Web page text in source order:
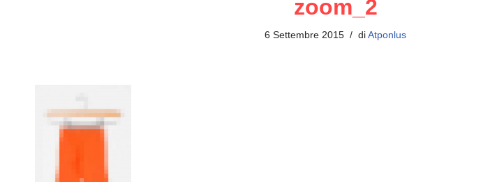
zoom_2
6 Settembre 2015 diAtponlus